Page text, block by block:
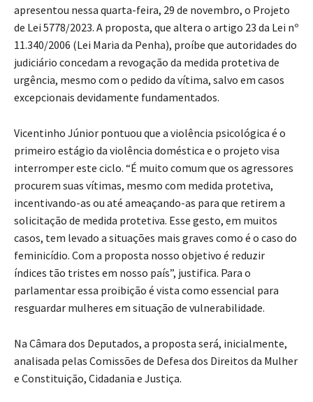
apresentou nessa quarta-feira, 29 de novembro, o Projeto
de Lei 5778/2023. A proposta, que altera o artigo 23 da Lei nº
11.340/2006 (Lei Maria da Penha), proíbe que autoridades do
judiciário concedam a revogação da medida protetiva de
urgência, mesmo com o pedido da vítima, salvo em casos
excepcionais devidamente fundamentados.
Vicentinho Júnior pontuou que a violência psicológica é o
primeiro estágio da violência doméstica e o projeto visa
interromper este ciclo. “É muito comum que os agressores
procurem suas vítimas, mesmo com medida protetiva,
incentivando-as ou até ameaçando-as para que retirem a
solicitação de medida protetiva. Esse gesto, em muitos
casos, tem levado a situações mais graves como é o caso do
feminicídio. Com a proposta nosso objetivo é reduzir
índices tão tristes em nosso país”, justifica. Para o
parlamentar essa proibição é vista como essencial para
resguardar mulheres em situação de vulnerabilidade.
Na Câmara dos Deputados, a proposta será, inicialmente,
analisada pelas Comissões de Defesa dos Direitos da Mulher
e Constituição, Cidadania e Justiça.